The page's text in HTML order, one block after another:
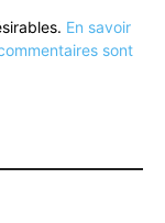
En savoir
sont